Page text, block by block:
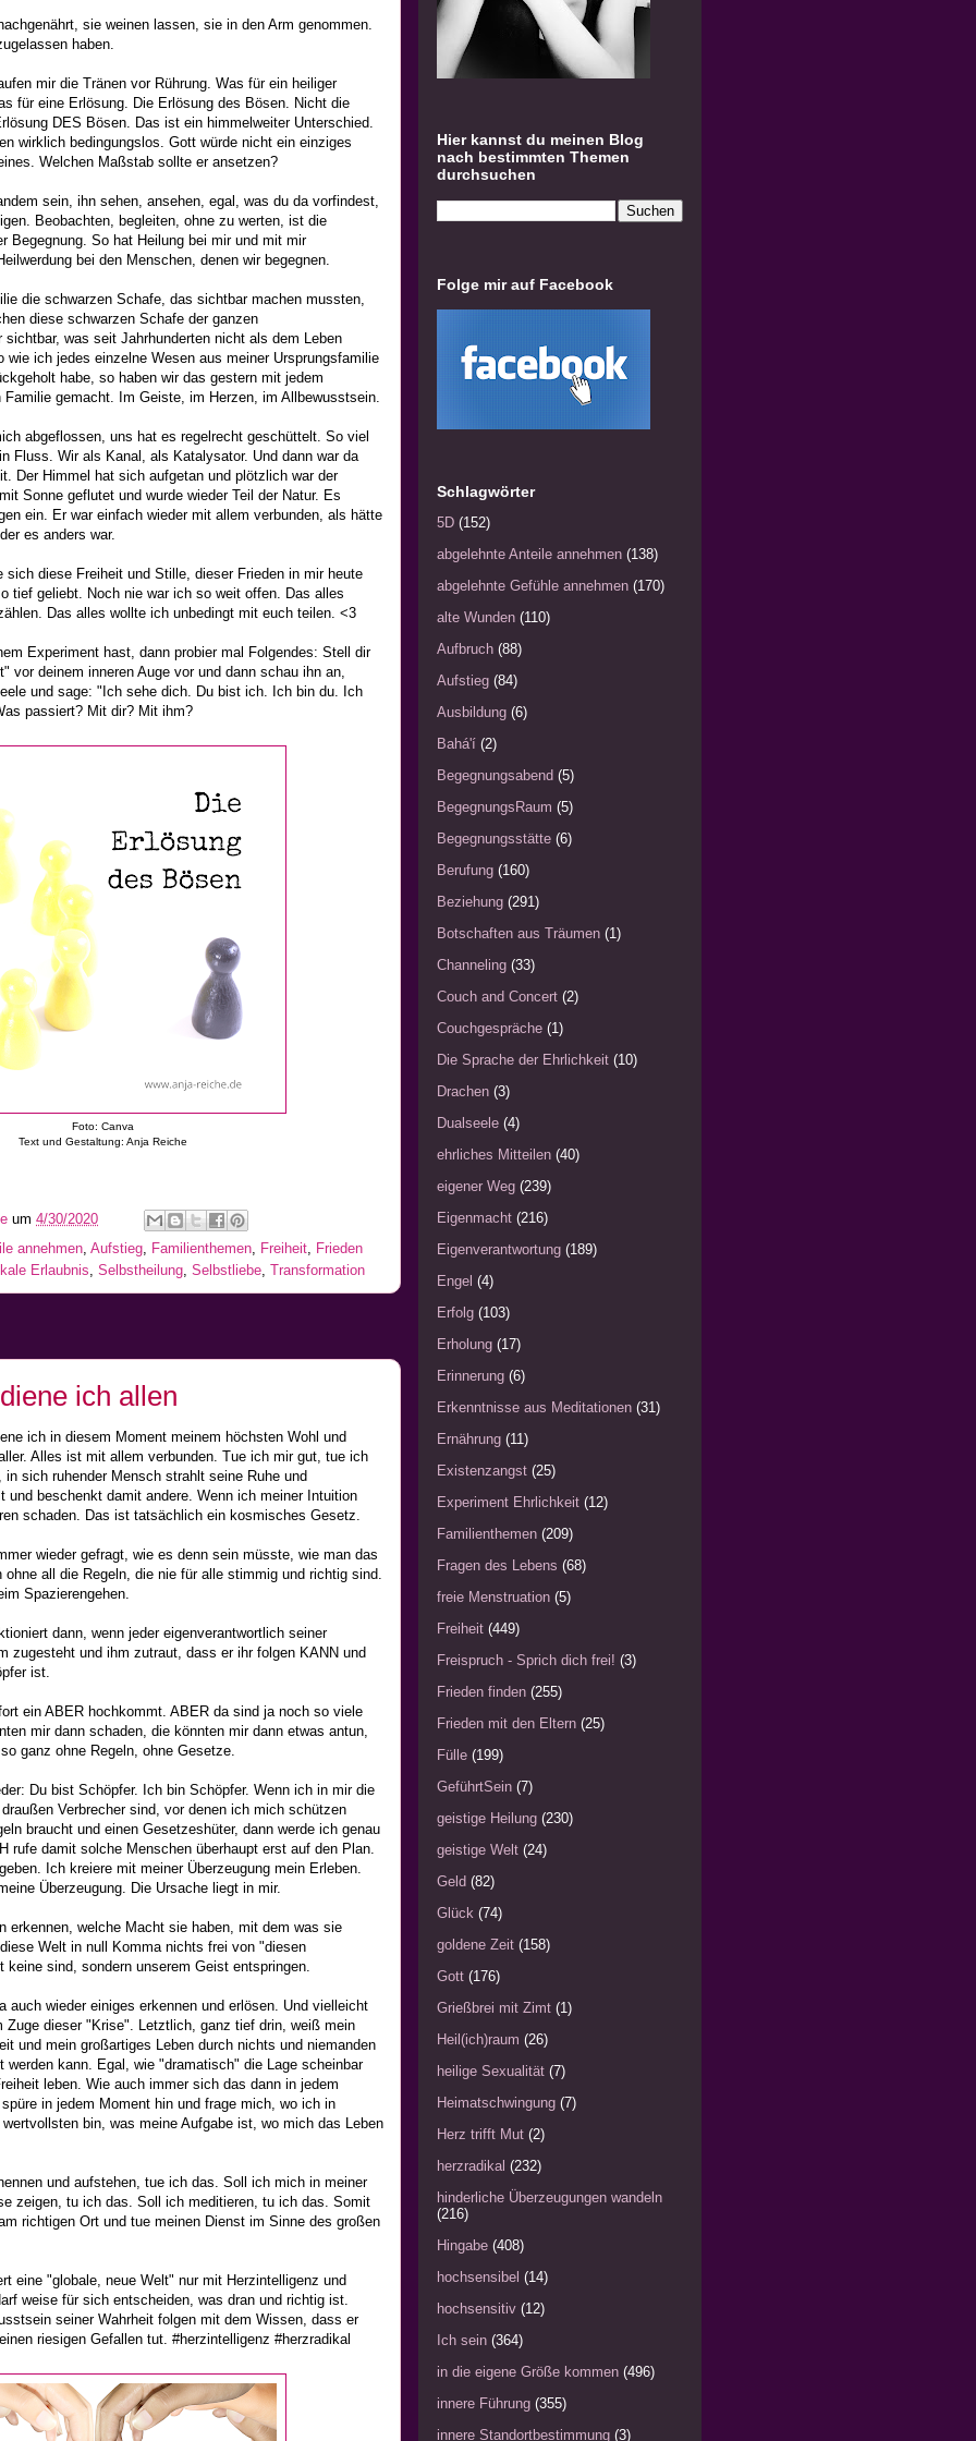
sie weinen lassen, sie in den Arm genommen.
haben.
mir die Tränen vor Rührung. Was für ein heiliger
für eine Erlösung. Die Erlösung des Bösen. Nicht die
DES Bösen. Das ist ein himmelweiter Unterschied.
wirklich bedingungslos. Gott würde nicht ein einziges
Welchen Maßstab sollte er ansetzen?
sein, ihn sehen, ansehen, egal, was du da vorfindest,
Beobachten, begleiten, ohne zu werten, ist die
Begegnung. So hat Heilung bei mir und mit mir
bei den Menschen, denen wir begegnen.
die schwarzen Schafe, das sichtbar machen mussten,
diese schwarzen Schafe der ganzen
was seit Jahrhunderten nicht als dem Leben
wie ich jedes einzelne Wesen aus meiner Ursprungsfamilie
habe, so haben wir das gestern mit jedem
Familie gemacht. Im Geiste, im Herzen, im Allbewusstsein.
abgeflossen, uns hat es regelrecht geschüttelt. So viel
Fluss. Wir als Kanal, als Katalysator. Und dann war da
Der Himmel hat sich aufgetan und plötzlich war der
Sonne geflutet und wurde wieder Teil der Natur. Es
ein. Er war einfach wieder mit allem verbunden, als hätte
es anders war.
sich diese Freiheit und Stille, dieser Frieden in mir heute
tief geliebt. Noch nie war ich so weit offen. Das alles
Das alles wollte ich unbedingt mit euch teilen. <3
Experiment hast, dann probier mal Folgendes: Stell dir
vor deinem inneren Auge vor und dann schau ihn an,
und sage: "Ich sehe dich. Du bist ich. Ich bin du. Ich
passiert? Mit dir? Mit ihm?
Foto: Canva
Text und Gestaltung: Anja Reiche
um 4/30/2020
annehmen Aufstieg Familienthemen Freiheit Frieden
Erlaubnis Selbstheilung Selbstliebe Transformation
ich allen
ich in diesem Moment meinem höchsten Wohl und
Alles ist mit allem verbunden. Tue ich mir gut, tue ich
in sich ruhender Mensch strahlt seine Ruhe und
und beschenkt damit andere. Wenn ich meiner Intuition
schaden. Das ist tatsächlich ein kosmisches Gesetz.
wieder gefragt, wie es denn sein müsste, wie man das
all die Regeln, die nie für alle stimmig und richtig sind.
Spazierengehen.
dann, wenn jeder eigenverantwortlich seiner
zugesteht und ihm zutraut, dass er ihr folgen KANN und
ist.
ein ABER hochkommt. ABER da sind ja noch so viele
mir dann schaden, die könnten mir dann etwas antun,
ganz ohne Regeln, ohne Gesetze.
Du bist Schöpfer. Ich bin Schöpfer. Wenn ich in mir die
Verbrecher sind, vor denen ich mich schützen
braucht und einen Gesetzeshüter, dann werde ich genau
rufe damit solche Menschen überhaupt erst auf den Plan.
Ich kreiere mit meiner Überzeugung mein Erleben.
Überzeugung. Die Ursache liegt in mir.
erkennen, welche Macht sie haben, mit dem was sie
Welt in null Komma nichts frei von "diesen
keine sind, sondern unserem Geist entspringen.
auch wieder einiges erkennen und erlösen. Und vielleicht
Zuge dieser "Krise". Letztlich, ganz tief drin, weiß mein
und mein großartiges Leben durch nichts und niemanden
werden kann. Egal, wie "dramatisch" die Lage scheinbar
leben. Wie auch immer sich das dann in jedem
in jedem Moment hin und frage mich, wo ich in
bin, was meine Aufgabe ist, wo mich das Leben
und aufstehen, tue ich das. Soll ich mich in meiner
zeigen, tu ich das. Soll ich meditieren, tu ich das. Somit
richtigen Ort und tue meinen Dienst im Sinne des großen
eine "globale, neue Welt" nur mit Herzintelligenz und
weise für sich entscheiden, was dran und richtig ist.
seiner Wahrheit folgen mit dem Wissen, dass er
riesigen Gefallen tut. #herzintelligenz #herzradikal
Hier kannst du meinen Blog
nach bestimmten Themen
durchsuchen
Folge mir auf Facebook
Schlagwörter
5D (152)
abgelehnte Anteile annehmen (138)
abgelehnte Gefühle annehmen (170)
alte Wunden (110)
Aufbruch (88)
Aufstieg (84)
Ausbildung (6)
Bahá'í (2)
Begegnungsabend (5)
BegegnungsRaum (5)
Begegnungsstätte (6)
Berufung (160)
Beziehung (291)
Botschaften aus Träumen (1)
Channeling (33)
Couch and Concert (2)
Couchgespräche (1)
Die Sprache der Ehrlichkeit (10)
Drachen (3)
Dualseele (4)
ehrliches Mitteilen (40)
eigener Weg (239)
Eigenmacht (216)
Eigenverantwortung (189)
Engel (4)
Erfolg (103)
Erholung (17)
Erinnerung (6)
Erkenntnisse aus Meditationen (31)
Ernährung (11)
Existenzangst (25)
Experiment Ehrlichkeit (12)
Familienthemen (209)
Fragen des Lebens (68)
freie Menstruation (5)
Freiheit (449)
Freispruch - Sprich dich frei! (3)
Frieden finden (255)
Frieden mit den Eltern (25)
Fülle (199)
GeführtSein (7)
geistige Heilung (230)
geistige Welt (24)
Geld (82)
Glück (74)
goldene Zeit (158)
Gott (176)
Grießbrei mit Zimt (1)
Heil(ich)raum (26)
heilige Sexualität (7)
Heimatschwingung (7)
Herz trifft Mut (2)
herzradikal (232)
hinderliche Überzeugungen wandeln
(216)
Hingabe (408)
hochsensibel (14)
hochsensitiv (12)
Ich sein (364)
in die eigene Größe kommen (496)
innere Führung (355)
innere Standortbestimmung (3)